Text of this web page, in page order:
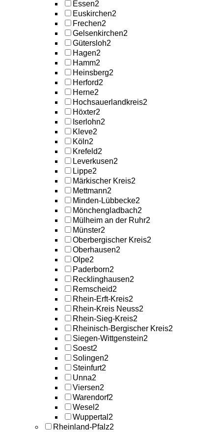
Essen2
Euskirchen2
Frechen2
Gelsenkirchen2
Gütersloh2
Hagen2
Hamm2
Heinsberg2
Herford2
Herne2
Hochsauerlandkreis2
Höxter2
Iserlohn2
Kleve2
Köln2
Krefeld2
Leverkusen2
Lippe2
Märkischer Kreis2
Mettmann2
Minden-Lübbecke2
Mönchengladbach2
Mülheim an der Ruhr2
Münster2
Oberbergischer Kreis2
Oberhausen2
Olpe2
Paderborn2
Recklinghausen2
Remscheid2
Rhein-Erft-Kreis2
Rhein-Kreis Neuss2
Rhein-Sieg-Kreis2
Rheinisch-Bergischer Kreis2
Siegen-Wittgenstein2
Soest2
Solingen2
Steinfurt2
Unna2
Viersen2
Warendorf2
Wesel 2
Wuppertal 2
Rheinland-Pfalz2